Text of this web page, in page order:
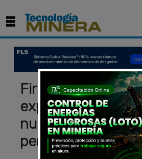
First Andes
exploración en
nueva campaña
perforación